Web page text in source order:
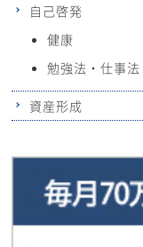
自己啓発
健康
勉強法・仕事法
資産形成